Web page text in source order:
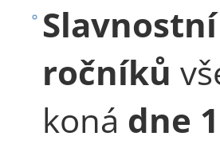
ročníků
koná dne